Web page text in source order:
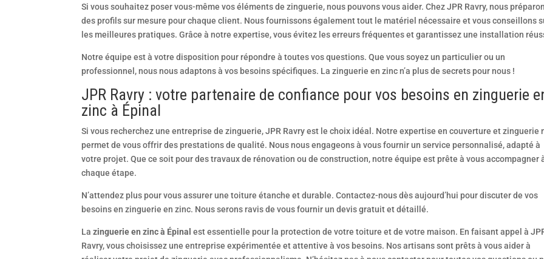
Si vous souhaitez poser vous-même vos éléments de zinguerie, nous pouvons vous aider. Chez JPR Ravry, nous
des profils sur mesure pour chaque client. Nous fournissons également tout le matériel nécessaire et vous conseillons
les meilleures pratiques. Grâce à notre expertise, vous évitez les erreurs fréquentes et garantissez une installation
Notre équipe est à votre disposition pour répondre à toutes vos questions. Que vous soyez un particulier ou un
professionnel, nous nous adaptons à vos besoins spécifiques. La zinguerie en zinc n’a plus de secrets pour nous !
JPR Ravry : votre partenaire de confiance pour vos besoins en zinguerie
zinc à Épinal
Si vous recherchez une entreprise de zinguerie, JPR Ravry est le choix idéal. Notre expertise en couverture et zinguerie
permet de vous offrir des prestations de qualité. Nous nous engageons à vous fournir un service personnalisé, adapté à
votre projet. Que ce soit pour des travaux de rénovation ou de construction, notre équipe est prête à vous accompagner
chaque étape.
N’attendez plus pour vous assurer une toiture étanche et durable. Contactez-nous dès aujourd’hui pour discuter de vos
besoins en zinguerie en zinc. Nous serons ravis de vous fournir un devis gratuit et détaillé.
Lazinguerie en zinc à Épinal est essentielle pour la protection de votre toiture et de votre maison. En faisant appel à
Ravry, vous choisissez une entreprise expérimentée et attentive à vos besoins. Nos artisans sont prêts à vous aider à